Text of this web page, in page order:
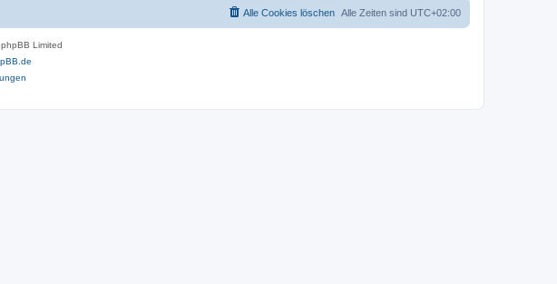
Alle Zeiten sind UTC+02:00
Alle Cookies löschen
Limited